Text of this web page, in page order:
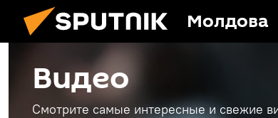
Молдова
Видео
Смотрите самые интересные и свежие